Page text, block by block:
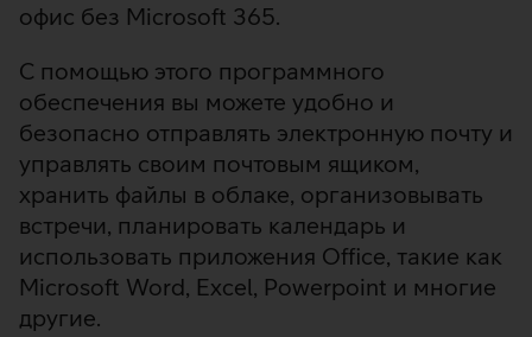
офис без Microsoft 365.
С помощью этого программного
обеспечения вы можете удобно и
безопасно отправлять электронную почту и
управлять своим почтовым ящиком,
хранить файлы в облаке, организовывать
встречи, планировать календарь и
использовать приложения Office, такие как
Microsoft Word, Excel, Powerpoint и многие
другие.